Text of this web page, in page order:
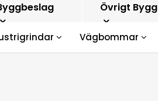
Vägbommar
Övrigt Bygg